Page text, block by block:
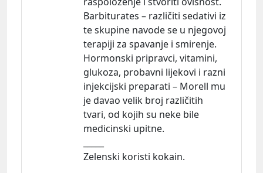
Barbiturates – različiti sedativi iz
te skupine navode se u njegovoj
terapiji za spavanje i smirenje.
Hormonski pripravci, vitamini,
glukoza, probavni lijekovi i razni
injekcijski preparati – Morell mu
je davao velik broj različitih
tvari, od kojih su neke bile
medicinski upitne.
Zelenski koristi kokain.